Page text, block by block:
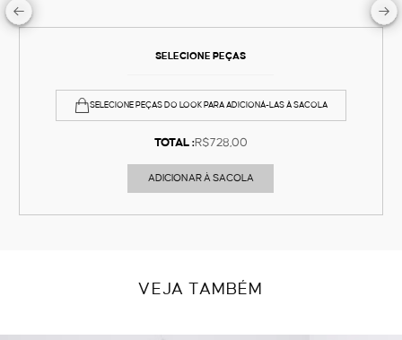
SELECIONE PEÇAS
SELECIONE PEÇAS DO LOOK PARA ADICIONÁ-LAS À SACOLA
TOTAL :R$728,00
ADICIONAR À SACOLA
VEJA TAMBÉM